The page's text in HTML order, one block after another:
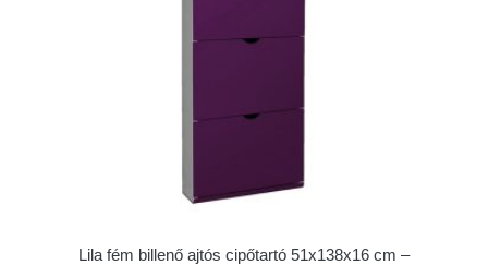
Lila fém billenő ajtós cipőtartó 51x138x16 cm –